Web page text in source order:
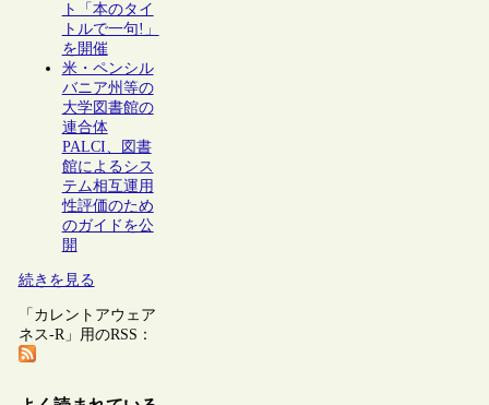
ト「本のタイ
トルで一句!」
を開催
米・ペンシル
バニア州等の
大学図書館の
連合体
PALCI、図書
館によるシス
テム相互運用
性評価のため
のガイドを公
開
続きを見る
「カレントアウェア
ネス-R」用のRSS：